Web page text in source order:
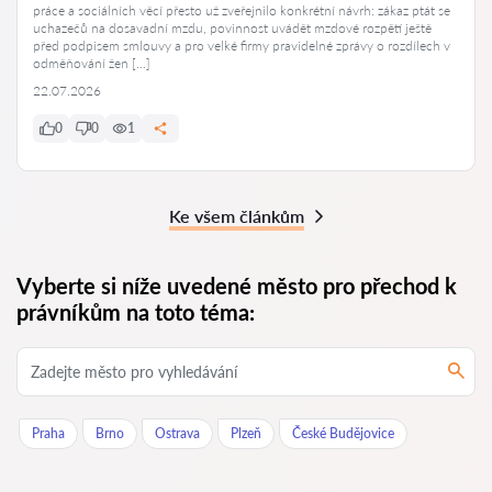
práce a sociálních věcí přesto už zveřejnilo konkrétní návrh: zákaz ptát se
uchazečů na dosavadní mzdu, povinnost uvádět mzdové rozpětí ještě
před podpisem smlouvy a pro velké firmy pravidelné zprávy o rozdílech v
odměňování žen […]
22.07.2026
0 0 1
Ke všem článkům
Vyberte si níže uvedené město pro přechod k
právníkům na toto téma:
Praha Brno Ostrava Plzeň České Budějovice